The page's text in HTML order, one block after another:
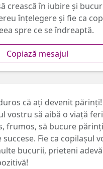
crească în iubire și
înțelegere și fie ca
spre ce se îndreaptă.
Copiază mesajul
că ați devenit părinți!
vostru să aibă o viață
frumos, să bucure
Fie ca copilașul
bucurii, prieteni